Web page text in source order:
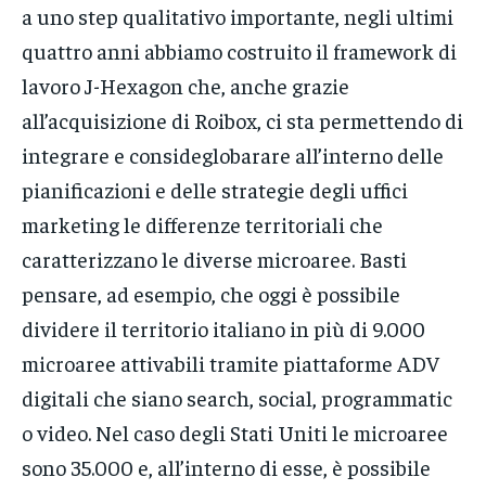
a uno step qualitativo importante, negli ultimi
quattro anni abbiamo costruito il framework di
lavoro J-Hexagon che, anche grazie
all’acquisizione di Roibox, ci sta permettendo di
integrare e consideglobarare all’interno delle
pianificazioni e delle strategie degli uffici
marketing le differenze territoriali che
caratterizzano le diverse microaree. Basti
pensare, ad esempio, che oggi è possibile
dividere il territorio italiano in più di 9.000
microaree attivabili tramite piattaforme ADV
digitali che siano search, social, programmatic
o video. Nel caso degli Stati Uniti le microaree
sono 35.000 e, all’interno di esse, è possibile